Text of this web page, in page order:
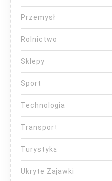
Przemysł
Rolnictwo
Sklepy
Sport
Technologia
Transport
Turystyka
Ukryte Zajawki